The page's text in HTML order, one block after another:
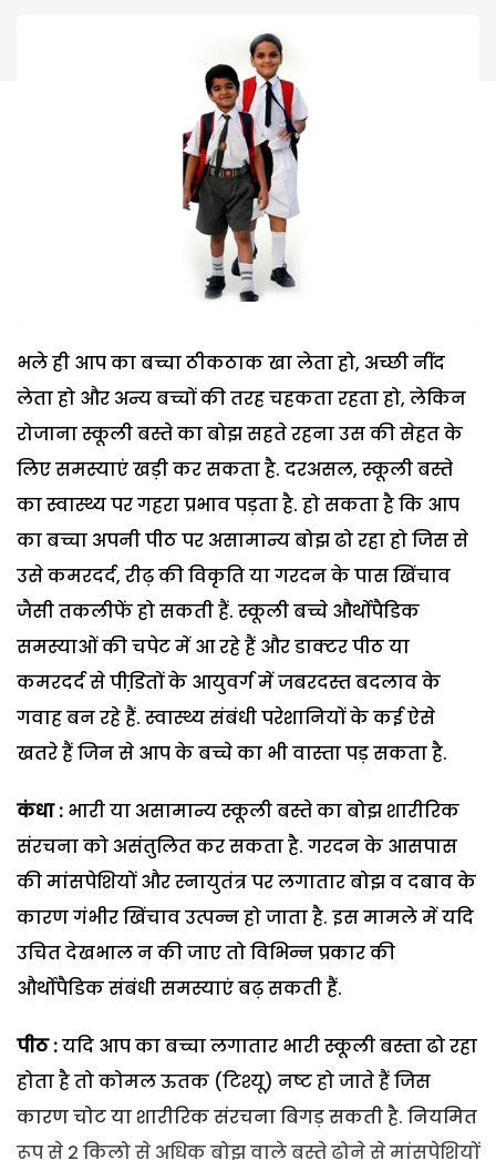
भले ही आप का बच्चा ठीकठाक खा लेता हो, अच्छी नींद
लेता हो और अन्य बच्चों की तरह चहकता रहता हो, लेकिन
रोजाना स्कूली बस्ते का बोझ सहते रहना उस की सेहत के
लिए समस्याएं खड़ी कर सकता है. दरअसल, स्कूली बस्ते
का स्वास्थ्य पर गहरा प्रभाव पड़ता है. हो सकता है कि आप
का बच्चा अपनी पीठ पर असामान्य बोझ ढो रहा हो जिस से
उसे कमरदर्द, रीढ़ की विकृति या गरदन के पास खिंचाव
जैसी तकलीफें हो सकती हैं. स्कूली बच्चे और्थोपैडिक
समस्याओं की चपेट में आ रहे हैं और डाक्टर पीठ या
कमरदर्द से पीडि़तों के आयुवर्ग में जबरदस्त बदलाव के
गवाह बन रहे हैं. स्वास्थ्य संबंधी परेशानियों के कई ऐसे
खतरे हैं जिन से आप के बच्चे का भी वास्ता पड़ सकता है.
कंधा : भारी या असामान्य स्कूली बस्ते का बोझ शारीरिक
संरचना को असंतुलित कर सकता है. गरदन के आसपास
की मांसपेशियों और स्नायुतंत्र पर लगातार बोझ व दबाव के
कारण गंभीर खिंचाव उत्पन्न हो जाता है. इस मामले में यदि
उचित देखभाल न की जाए तो विभिन्न प्रकार की
और्थोपैडिक संबंधी समस्याएं बढ़ सकती हैं.
पीठ :यदि आप का बच्चा लगातार भारी स्कूली बस्ता ढो रहा
होता है तो कोमल ऊतक (टिश्यू) नष्ट हो जाते हैं जिस
कारण चोट या शारीरिक संरचना बिगड़ सकती है. नियमित
रूप से 2 किलो से अधिक बोझ वाले बस्ते ढोने से मांसपेशियों